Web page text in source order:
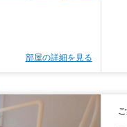
部屋の詳細を見る